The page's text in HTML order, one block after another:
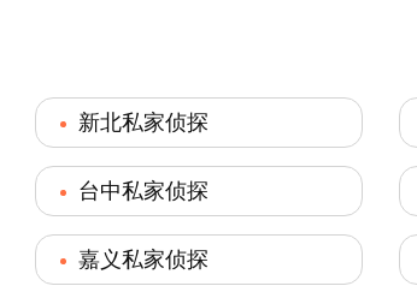
新北私家侦探
台中私家侦探
嘉义私家侦探